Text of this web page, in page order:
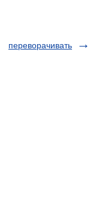
переворачивать